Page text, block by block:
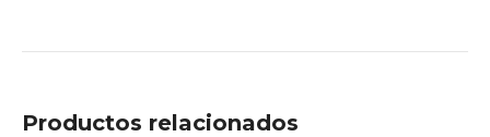
Productos relacionados